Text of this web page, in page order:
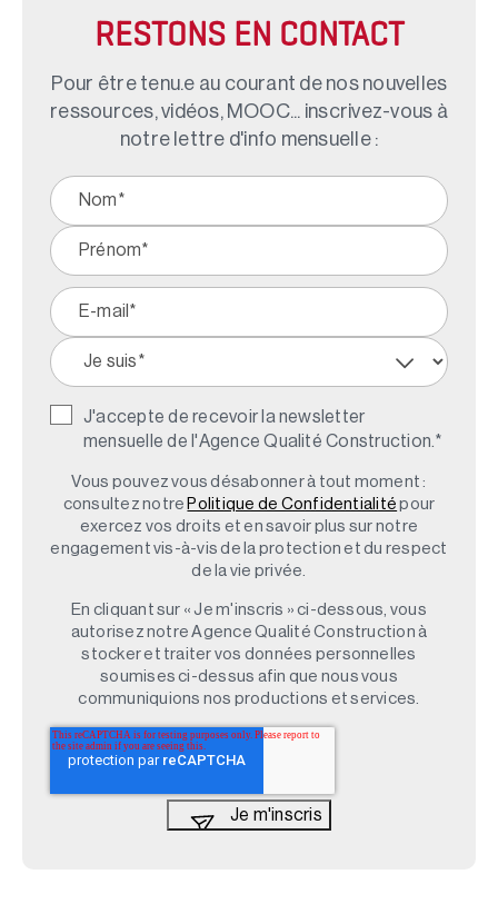
RESTONS EN CONTACT
Pour être tenu.e au courant de nos nouvelles
ressources, vidéos, MOOC... inscrivez-vous à
notre lettre d'info mensuelle :
J'accepte de recevoir la newsletter
mensuelle de l'Agence Qualité Construction. *
Vous pouvez vous désabonner à tout moment :
consultez notre Politique de Confidentialité pour
exercez vos droits et en savoir plus sur notre
engagement vis-à-vis de la protection et du respect
de la vie privée.
En cliquant sur « Je m'inscris » ci-dessous, vous
autorisez notre Agence Qualité Construction à
stocker et traiter vos données personnelles
soumises ci-dessus afin que nous vous
communiquions nos productions et services.